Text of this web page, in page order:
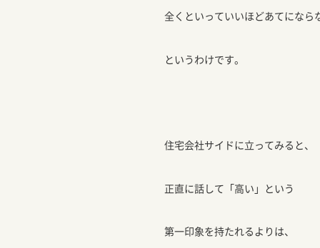
全くといっていいほどあてになら
というわけです。
住宅会社サイドに立ってみると、
正直に話して「高い」という
第一印象を持たれるよりは、